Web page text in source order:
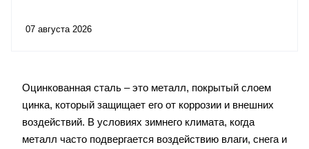
07 августа 2026
Оцинкованная сталь – это металл, покрытый слоем
цинка, который защищает его от коррозии и внешних
воздействий. В условиях зимнего климата, когда
металл часто подвергается воздействию влаги, снега и